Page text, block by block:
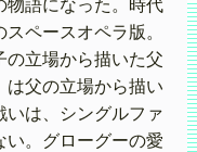
物語になった。時代
ペースオペラ版。
の立場から描いた父
は父の立場から描い
いは、シングルファ
い。グローグーの愛